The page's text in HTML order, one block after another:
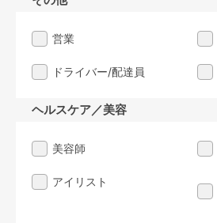
営業
ドライバー/配達員
ヘルスケア／美容
美容師
アイリスト